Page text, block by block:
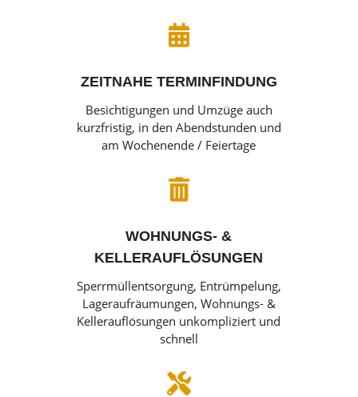

ZEITNAHE TERMINFINDUNG
Besichtigungen und Umzüge auch
kurzfristig, in den Abendstunden und
am Wochenende / Feiertage

WOHNUNGS- &
KELLERAUFLÖSUNGEN
Sperrmüllentsorgung, Entrümpelung,
Lageraufräumungen, Wohnungs- &
Kellerauflösungen unkompliziert und
schnell
